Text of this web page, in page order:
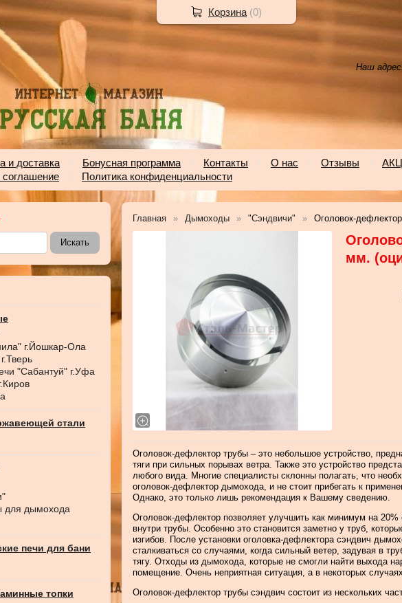
Наш
и доставка Бонусная программа Контакты О нас Отзывы
соглашение
Политика конфиденциальности
г.Йошкар-Ола
"Сабантуй" г.Уфа
стали
для дымохода
печи для бани
топки
Главная Дымоходы "Сэндвичи" Оголовок-
мм.
Оголовок-дефлектор трубы – это небольшое устройство,
тяги при сильных порывах ветра. Также это устройство
любого вида. Многие специалисты склонны полагать, что
оголовок-дефлектор дымохода, и не стоит прибегать к
Однако, это только лишь рекомендация к Вашему сведению.
Оголовок-дефлектор позволяет улучшить как минимум на 20%
внутри трубы. Особенно это становится заметно у труб,
изгибов. После установки оголовка-дефлектора сэндвич
сталкиваться со случаями, когда сильный ветер, задувая в
тягу. Отходы из дымохода, которые не смогли найти выхода
помещение. Очень неприятная ситуация, а в некоторых
Оголовок-дефлектор трубы сэндвич состоит из нескольких
Корзина (0)